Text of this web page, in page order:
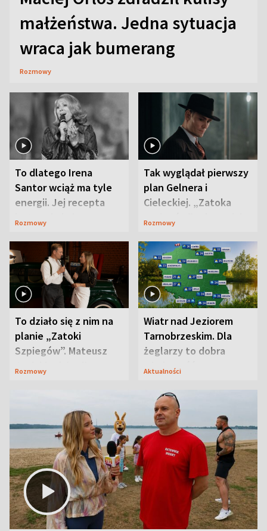
małżeństwa. Jedna sytuacja
wraca jak bumerang
Rozmowy
To dlatego Irena
Santor wciąż ma tyle
energii. Jej recepta
jest zaskakująco
Rozmowy
Tak wyglądał pierwszy
plan Gelnera i
Cieleckiej. „Zatoka
szpiegów” od razu ich
Rozmowy
To działo się z nim na
planie „Zatoki
Szpiegów”. Mateusz
Janicki odsłonił
Rozmowy
Wiatr nad Jeziorem
Tarnobrzeskim. Dla
żeglarzy to dobra
wiadomość
Aktualności